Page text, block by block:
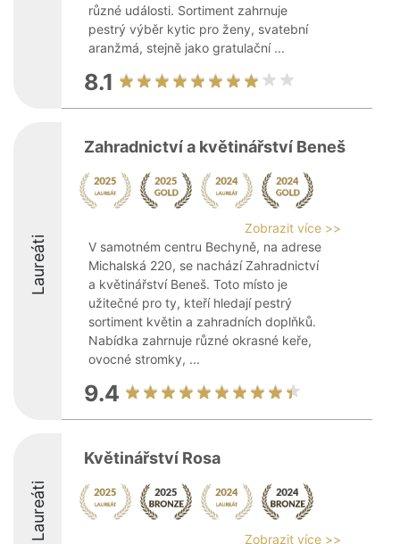
různé události. Sortiment zahrnuje
pestrý výběr kytic pro ženy, svatební
aranžmá, stejně jako gratulační ...
8.1
Laureáti
Zahradnictví a květinářství Beneš
Zobrazit více >>
V samotném centru Bechyně, na adrese
Michalská 220, se nachází Zahradnictví
a květinářství Beneš. Toto místo je
užitečné pro ty, kteří hledají pestrý
sortiment květin a zahradních doplňků.
Nabídka zahrnuje různé okrasné keře,
ovocné stromky, ...
9.4
Laureáti
Květinářství Rosa
Zobrazit více >>